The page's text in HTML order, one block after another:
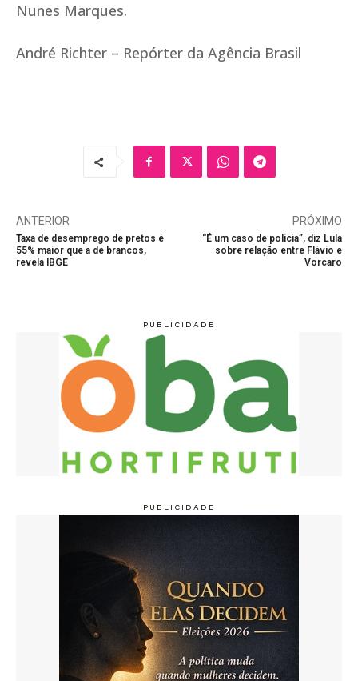
Nunes Marques.
André Richter – Repórter da Agência Brasil
ANTERIOR
Taxa de desemprego de pretos é
55% maior que a de brancos,
revela IBGE
PRÓXIMO
“É um caso de polícia”, diz Lula
sobre relação entre Flávio e
Vorcaro